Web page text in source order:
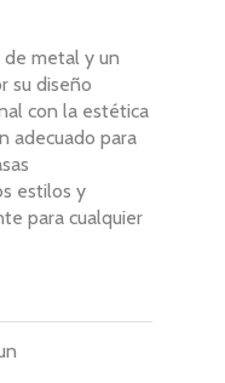
de metal y un
su diseño
con la estética
adecuado para
estilos y
para cualquier